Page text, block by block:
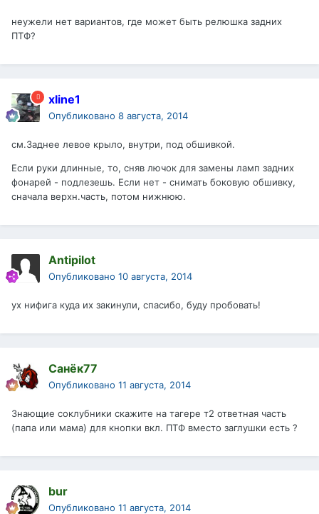
неужели нет вариантов, где может быть релюшка задних
ПТФ?
xline1
Опубликовано 8 августа, 2014
см.Заднее левое крыло, внутри, под обшивкой.
Если руки длинные, то, сняв лючок для замены ламп задних
фонарей - подлезешь. Если нет - снимать боковую обшивку,
сначала верхн.часть, потом нижнюю.
Antipilot
Опубликовано 10 августа, 2014
ух нифига куда их закинули, спасибо, буду пробовать!
Санёк77
Опубликовано 11 августа, 2014
Знающие соклубники скажите на тагере т2 ответная часть
(папа или мама) для кнопки вкл. ПТФ вместо заглушки есть ?
bur
Опубликовано 11 августа, 2014